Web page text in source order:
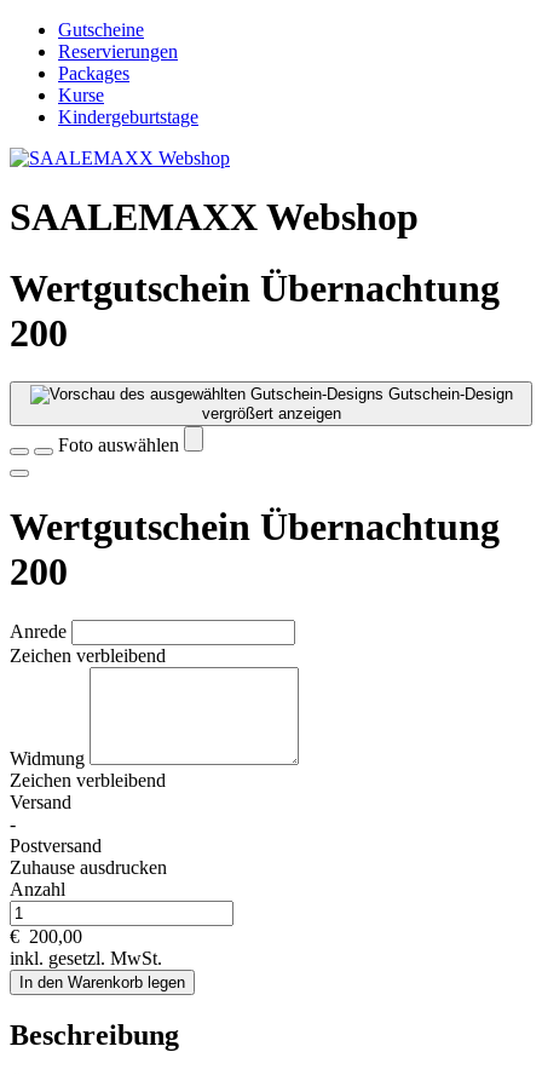
Gutscheine
Reservierungen
Packages
Kurse
Kindergeburtstage
SAALEMAXX Webshop
Wertgutschein Übernachtung
200
Gutschein-Design
vergrößert anzeigen
Foto auswählen
Wertgutschein Übernachtung
200
Anrede
Zeichen verbleibend
Widmung
Zeichen verbleibend
Versand
-
Postversand
Zuhause ausdrucken
Anzahl
€ 200,00
inkl. gesetzl. MwSt.
In den Warenkorb legen
Beschreibung